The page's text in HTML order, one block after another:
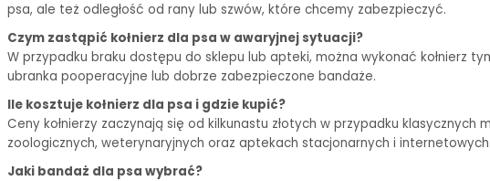
psa, ale też odległość od rany lub szwów, które chcemy zabezpieczyć.
Czym zastąpić kołnierz dla psa w awaryjnej sytuacji?
W przypadku braku dostępu do sklepu lub apteki, można wykonać kołnierz
ubranka pooperacyjne lub dobrze zabezpieczone bandaże.
Ile kosztuje kołnierz dla psa i gdzie kupić?
Ceny kołnierzy zaczynają się od kilkunastu złotych w przypadku
zoologicznych, weterynaryjnych oraz aptekach stacjonarnych i internetowych.
Jaki bandaż dla psa wybrać?